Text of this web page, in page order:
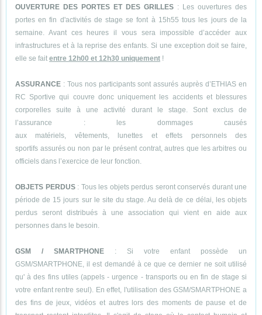
OUVERTURE DES PORTES ET DES GRILLES : Les ouvertures des
portes en fin d'activités de stage se font à 15h55 tous les jours de la
semaine. Avant ces heures il vous sera impossible d’accéder aux
infrastructures et à la reprise des enfants. Si une exception doit se faire,
elle se fait entre 12h00 et 12h30 uniquement !
ASSURANCE : Tous nos participants sont assurés auprès d’ETHIAS en
RC Sportive qui couvre donc uniquement les accidents et blessures
corporelles suite à une activité durant le stage. Sont exclus de
l’assurance : les dommages causés
aux matériels, vêtements, lunettes et effets personnels des
sportifs assurés ou non par le présent contrat, autres que les arbitres ou
officiels dans l’exercice de leur fonction.
OBJETS PERDUS: Tous les objets perdus seront conservés durant une
période de 15 jours sur le site du stage. Au delà de ce délai, les objets
perdus seront distribués à une association qui vient en aide aux
personnes dans le besoin.
GSM / SMARTPHONE : Si votre enfant possède un
GSM/SMARTPHONE, il est demandé à ce que ce dernier ne soit utilisé
qu' à des fins utiles (appels - urgence - transports ou en fin de stage si
votre enfant rentre seul). En effet, l'utilisation des GSM/SMARTPHONE a
des fins de jeux, vidéos et autres lors des moments de pause et de